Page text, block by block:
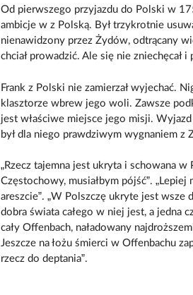
Od pierwszego przyjazdu do Polski w
ambicje w z Polską. Był trzykrotnie
nienawidzony przez Żydów, odtrącany
chciał prowadzić. Ale się nie zniechęcał i
Frank z Polski nie zamierzał wyjechać.
klasztorze wbrew jego woli. Zawsze
jest właściwe miejsce jego misji.
był dla niego prawdziwym wygnaniem z
„Rzecz tajemna jest ukryta i schowana
Częstochowy, musiałbym pójść”.
areszcie”. „W Polszczę ukryte jest wsze
dobra świata całego w niej jest, a jedna
cały Offenbach, naładowany
Jeszcze na łożu śmierci w Offenbachu
rzecz do deptania”.